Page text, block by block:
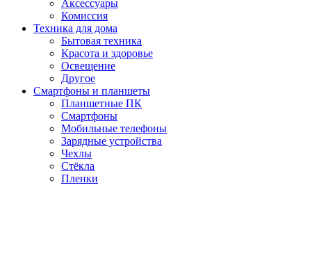
Аксессуары
Комиссия
Техника для дома
Бытовая техника
Красота и здоровье
Освещение
Другое
Смартфоны и планшеты
Планшетные ПК
Смартфоны
Мобильные телефоны
Зарядные устройства
Чехлы
Стёкла
Пленки